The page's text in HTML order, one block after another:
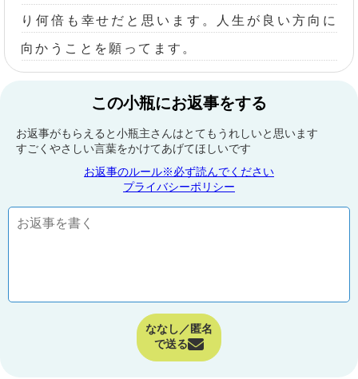
り何倍も幸せだと思います。人生が良い方向に
向かうことを願ってます。
この小瓶にお返事をする
お返事がもらえると小瓶主さんはとてもうれしいと思います
すごくやさしい言葉をかけてあげてほしいです
お返事のルール※必ず読んでください
プライバシーポリシー
ななし／匿名
で送る